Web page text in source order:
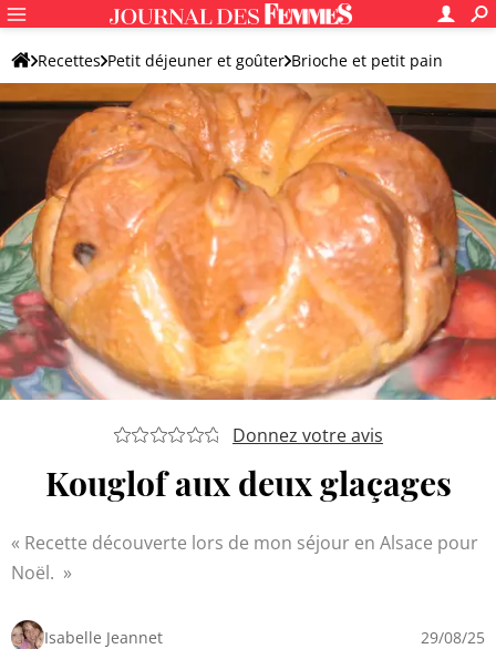
Recettes Petit déjeuner et goûter Brioche et petit pain
Kouglof (Kougelhopf)
Donnez votre avis
Kouglof aux deux glaçages
Recette découverte lors de mon séjour en Alsace pour
Noël.
Isabelle Jeannet 29/08/25